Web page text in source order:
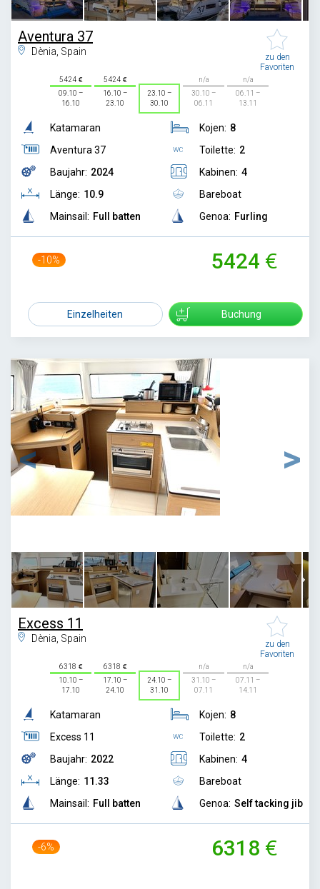
Aventura 37
Dènia, Spain
zu den
Favoriten
5424
09.10 –
16.10
5424
16.10 –
23.10
23.10 –
30.10
n/a
30.10 –
06.11
n/a
06.11 –
13.11
Katamaran
Aventura 37
Baujahr: 2024
Länge: 10.9
Mainsail: Full batten
Kojen: 8
Toilette: 2
Kabinen: 4
Bareboat
Genoa: Furling
-10% 5424
Einzelheiten Buchung
Excess 11
Dènia, Spain
zu den
Favoriten
6318
10.10 –
17.10
6318
17.10 –
24.10
24.10 –
31.10
n/a
31.10 –
07.11
n/a
07.11 –
14.11
Katamaran
Excess 11
Baujahr: 2022
Länge: 11.33
Mainsail: Full batten
Kojen: 8
Toilette: 2
Kabinen: 4
Bareboat
Genoa: Self tacking jib
-6% 6318